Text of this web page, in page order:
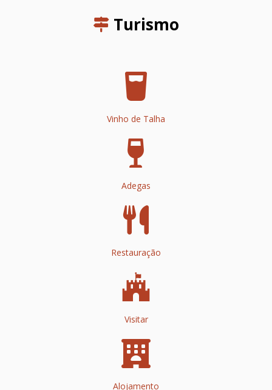
Turismo
Vinho de Talha
Adegas
Restauração
Visitar
Alojamento